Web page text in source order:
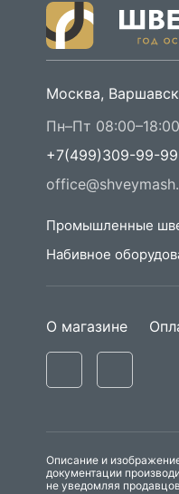
Москва,
Пн–Пт
+7(499)309-99-99
Промышленные
Набивное
О магазине
Описание и
документации
не уведомляя